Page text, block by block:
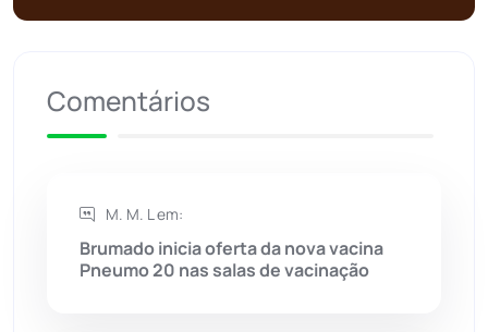
Rio de Contas
Rio do Pires
Comentários
M. M. L em:
Brumado inicia oferta da nova vacina
Pneumo 20 nas salas de vacinação